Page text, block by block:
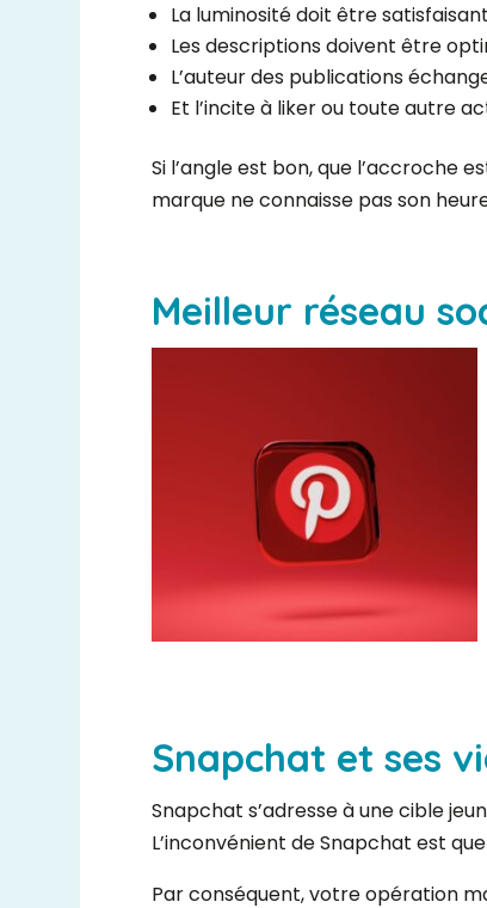
La luminosité doit être
Les descriptions doivent être
L’auteur des publications
Et l’incite à liker ou toute autre
Si l’angle est bon, que l’accroche
marque ne connaisse pas son
Meilleur réseau
Snapchat et ses
Snapchat s’adresse à une cible
L’inconvénient de Snapchat est
Par conséquent, votre opération